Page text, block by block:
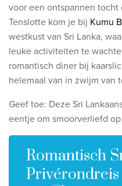
Nuttige links
Vacatures
Voorwaarden
voor een ontspannen
Tenslotte kom je bij Kumu
westkust van Sri Lanka,
leuke activiteiten te
romantisch diner bij
helemaal van in zwijm van
Geef toe: Deze Sri
eentje om smoorverliefd
Romantisch
Privérondreis